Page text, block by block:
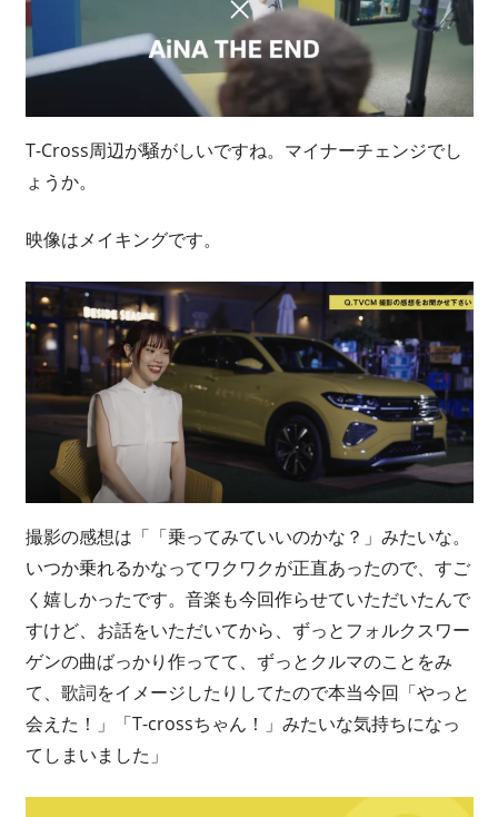
T-Cross周辺が騒がしいですね。マイナーチェンジでし
ょうか。
映像はメイキングです。
撮影の感想は「「乗ってみていいのかな？」みたいな。
いつか乗れるかなってワクワクが正直あったので、すご
く嬉しかったです。音楽も今回作らせていただいたんで
すけど、お話をいただいてから、ずっとフォルクスワー
ゲンの曲ばっかり作ってて、ずっとクルマのことをみ
て、歌詞をイメージしたりしてたので本当今回「やっと
会えた！」「T-crossちゃん！」みたいな気持ちになっ
てしまいました」